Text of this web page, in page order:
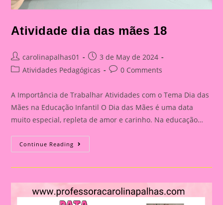
Atividade dia das mães 18
Post
author:
carolinapalhas01
Post
published:
3 de May de 2024
PostAtividades Pedagógicas
Post0 Comments
A Importância de Trabalhar Atividades com o Tema Dia das
Mães na Educação Infantil O Dia das Mães é uma data
muito especial, repleta de amor e carinho. Na educação…
Continue Reading Atividade
Dia